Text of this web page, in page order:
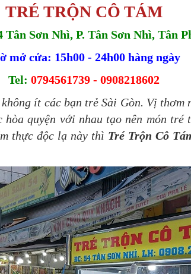
TRÉ TRỘN CÔ TÁM
Tân Sơn Nhì, P. Tân Sơn Nhì, Tân
mở cửa: 15h00 - 24h00 hàng ngày
Tel: 0794561739 - 0908218602
ít các bạn trẻ Sài Gòn. Vị thơm
quyện với nhau tạo nên món tré
thực độc lạ này thì Tré Trộn Cô